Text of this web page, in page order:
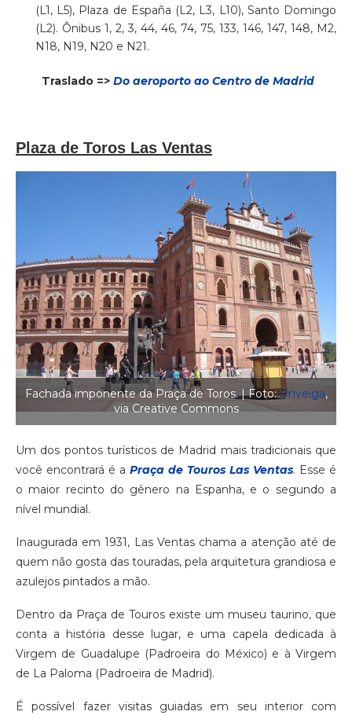
(L1, L5), Plaza de España (L2, L3, L10), Santo Domingo
(L2). Ônibus 1, 2, 3, 44, 46, 74, 75, 133, 146, 147, 148, M2,
N18, N19, N20 e N21.
Traslado => Do aeroporto ao Centro de Madrid
Plaza de Toros Las Ventas
Fachada imponente da Praça de Toros. | Foto:rmveiga,
via Creative Commons
Um dos pontos turísticos de Madrid mais tradicionais que
você encontrará é a Praça de Touros Las Ventas. Esse é
o maior recinto do gênero na Espanha, e o segundo a
nível mundial.
Inaugurada em 1931, Las Ventas chama a atenção até de
quem não gosta das touradas, pela arquitetura grandiosa e
azulejos pintados a mão.
Dentro da Praça de Touros existe um museu taurino, que
conta a história desse lugar, e uma capela dedicada à
Virgem de Guadalupe (Padroeira do México) e à Virgem
de La Paloma (Padroeira de Madrid).
É possível fazer visitas guiadas em seu interior com